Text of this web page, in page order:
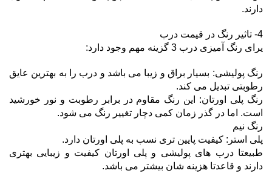
دارند.
4- تاثیر رنگ در قیمت درب
یرای رنگ آمیزی درب 3 گزینه مهم وجود دارد:
رنگ پولیشی: بسیار براق و زیبا می باشد و درب را به بهترین عایق
رطوبتی تبدیل می کند.
رنگ پلی اورتان: این رنگ مقاوم در برابر رطوبت و نور خورشید
است. اما در گذر زمان کمی دچار تغییر رنگ می شود.
رنگ نیم
پلی استر: کیفیت پایین تری نسب به پلی اورتان دارد.
طبیعتا درب های پولیشی و پلی اورتان کیفیت و زیبایی بهتری
دارند و قاعدتا هزینه شان بیشتر می باشد.